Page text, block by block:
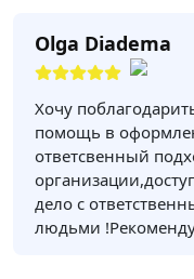
Olga Diadema
Хочу
помощь в
ответсвенный
дело с
людьми